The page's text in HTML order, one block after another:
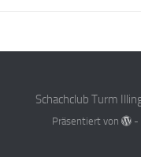
Schachclub Turm
Präsentiert von -